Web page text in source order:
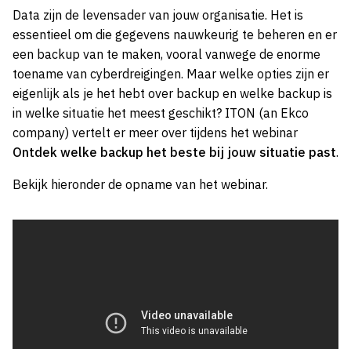
Data zijn de levensader van jouw organisatie. Het is
essentieel om die gegevens nauwkeurig te beheren en er
een backup van te maken, vooral vanwege de enorme
toename van cyberdreigingen. Maar welke opties zijn er
eigenlijk als je het hebt over backup en welke backup is
in welke situatie het meest geschikt? ITON (an Ekco
company) vertelt er meer over tijdens het webinar
Ontdek welke backup het beste bij jouw situatie past.
Bekijk hieronder de opname van het webinar.